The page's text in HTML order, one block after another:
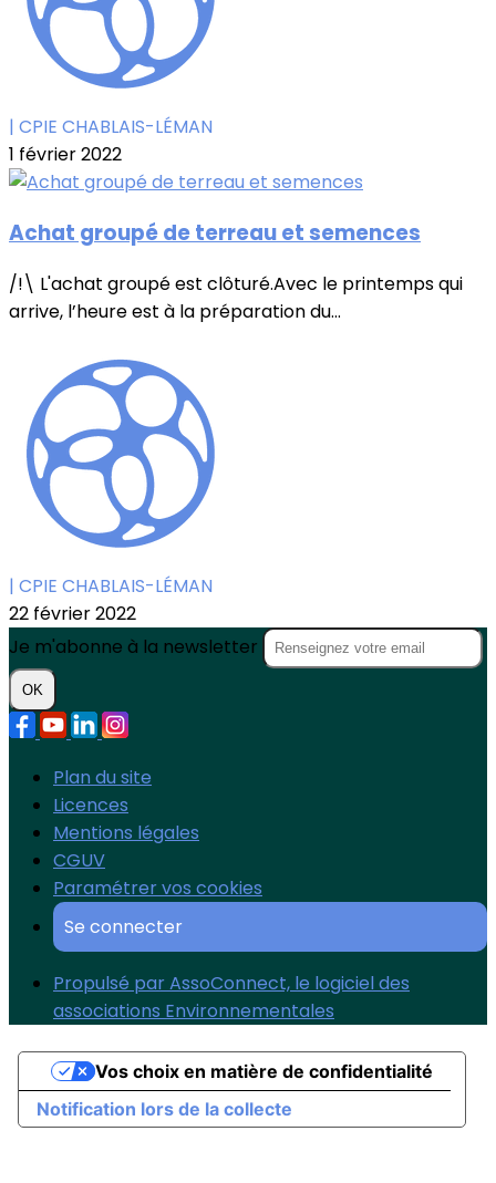
| CPIE CHABLAIS-LÉMAN
1 février 2022
Achat groupé de terreau et semences
/!\ L'achat groupé est clôturé.Avec le printemps qui
arrive, l’heure est à la préparation du...
| CPIE CHABLAIS-LÉMAN
22 février 2022
Je m'abonne à la newsletter
OK
Plan du site
Licences
Mentions légales
CGUV
Paramétrer vos cookies
Se connecter
Propulsé par AssoConnect, le logiciel des
associations Environnementales
Notification lors de la collecte
Vos choix en matière de confidentialité